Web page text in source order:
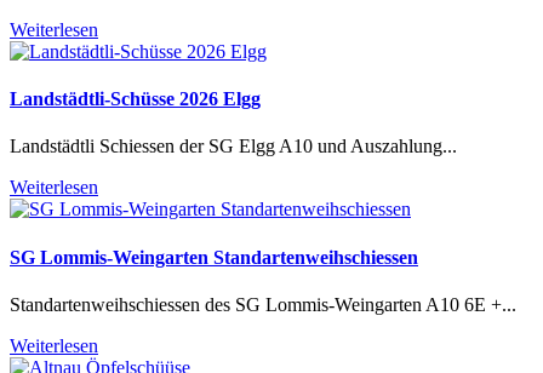
Weiterlesen
Landstädtli-Schüsse 2026 Elgg
Landstädtli Schiessen der SG Elgg A10 und Auszahlung...
Weiterlesen
SG Lommis-Weingarten Standartenweihschiessen
Standartenweihschiessen des SG Lommis-Weingarten A10 6E +...
Weiterlesen